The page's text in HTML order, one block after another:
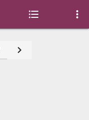
 
